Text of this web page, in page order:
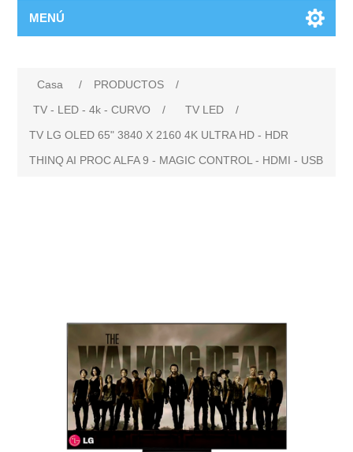
MENÚ
Casa / PRODUCTOS
/
TV - LED - 4k - CURVO
/ TV LED
/
TV LG OLED 65" 3840 X 2160 4K ULTRA HD - HDR
THINQ AI PROC ALFA 9 - MAGIC CONTROL - HDMI - USB